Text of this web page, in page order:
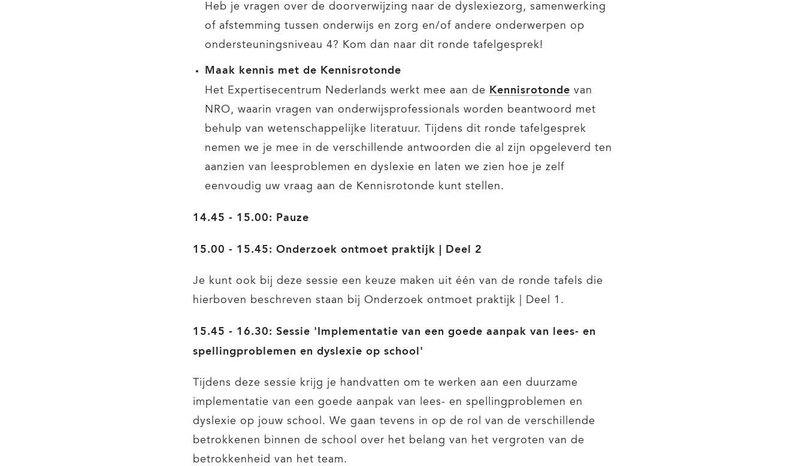
Heb je vragen over de doorverwijzing naar de dyslexiezorg, samenwerking
of afstemming tussen onderwijs en zorg en/of andere onderwerpen op
ondersteuningsniveau 4? Kom dan naar dit ronde tafelgesprek!
Maak kennis met de Kennisrotonde
Het Expertisecentrum Nederlands werkt mee aan de Kennisrotonde van
NRO, waarin vragen van onderwijsprofessionals worden beantwoord met
behulp van wetenschappelijke literatuur. Tijdens dit ronde tafelgesprek
nemen we je mee in de verschillende antwoorden die al zijn opgeleverd ten
aanzien van leesproblemen en dyslexie en laten we zien hoe je zelf
eenvoudig uw vraag aan de Kennisrotonde kunt stellen.
14.45 - 15.00: Pauze
15.00 - 15.45: Onderzoek ontmoet praktijk | Deel 2
Je kunt ook bij deze sessie een keuze maken uit één van de ronde tafels die
hierboven beschreven staan bij Onderzoek ontmoet praktijk | Deel 1.
15.45 - 16.30: Sessie 'Implementatie van een goede aanpak van lees- en
spellingproblemen en dyslexie op school'
Tijdens deze sessie krijg je handvatten om te werken aan een duurzame
implementatie van een goede aanpak van lees- en spellingproblemen en
dyslexie op jouw school. We gaan tevens in op de rol van de verschillende
betrokkenen binnen de school over het belang van het vergroten van de
betrokkenheid van het team.